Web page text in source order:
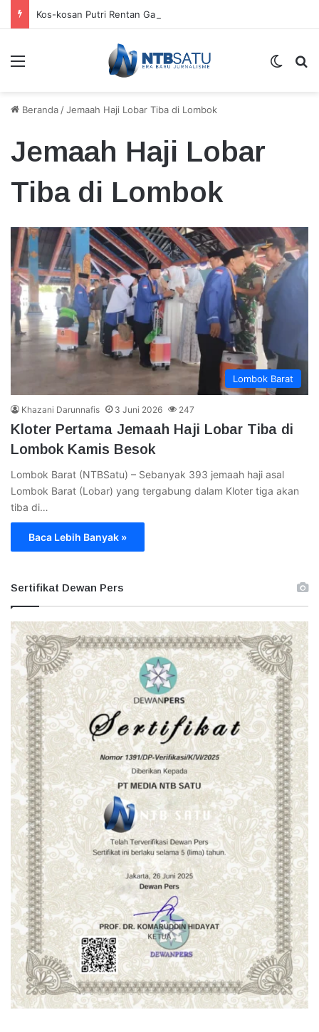
Kos-kosan Putri Rentan Gangguan Kamtibmas
Menu
Beranda /Jemaah Haji Lobar Tiba di Lombok
Jemaah Haji Lobar
Tiba di Lombok
Lombok Barat
Khazani Darunnafis 3 Juni 2026 247
Kloter Pertama Jemaah Haji Lobar Tiba di
Lombok Kamis Besok
Lombok Barat (NTBSatu) – Sebanyak 393 jemaah haji asal
Lombok Barat (Lobar) yang tergabung dalam Kloter tiga akan
tiba di…
Baca Lebih Banyak »
Sertifikat Dewan Pers